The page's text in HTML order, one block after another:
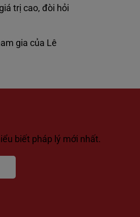
trị cao, đòi hỏi
gia của Lê
biết pháp lý mới nhất.